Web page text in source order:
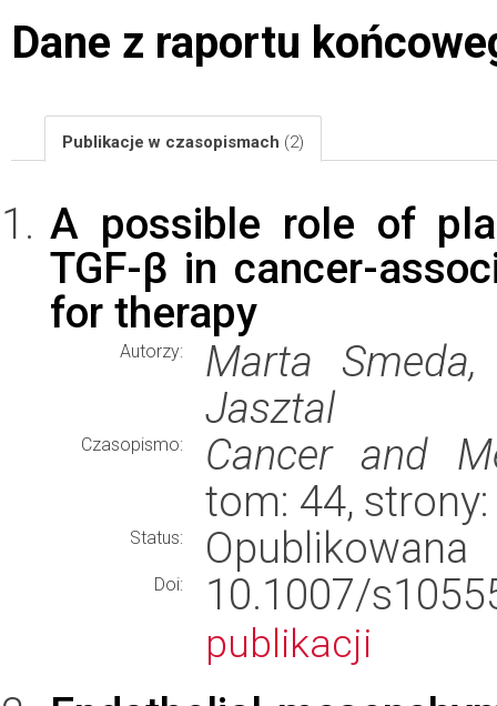
Dane z raportu
Publikacje w czasopismach (2)
A possible role of
TGF-β in cancer-
for therapy
Autorzy:
Marta
Jasztal
Czasopismo:
Cancer and
tom: 44,
Status: Opublikowana
Doi: 10.1007/
publikacji